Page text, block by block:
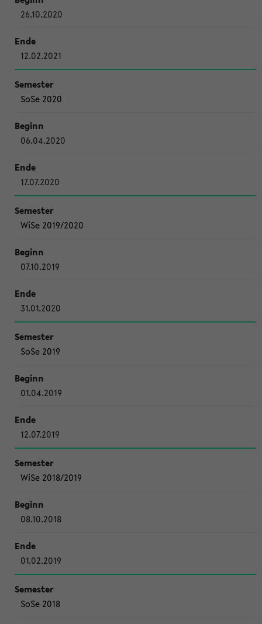
26.10.2020
12.02.2021
SoSe 2020
06.04.2020
17.07.2020
WiSe 2019/2020
07.10.2019
31.01.2020
SoSe 2019
01.04.2019
12.07.2019
WiSe 2018/2019
08.10.2018
01.02.2019
SoSe 2018